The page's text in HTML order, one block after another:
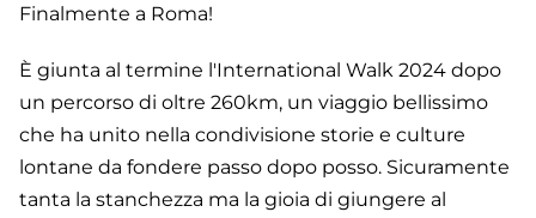
Finalmente a Roma!
È giunta al termine l'International Walk 2024 dopo
un percorso di oltre 260km, un viaggio bellissimo
che ha unito nella condivisione storie e culture
lontane da fondere passo dopo posso. Sicuramente
tanta la stanchezza ma la gioia di giungere al